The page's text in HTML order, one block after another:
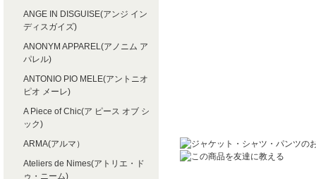
ANGE IN DISGUISE(アンジ イン
ディスガイズ)
ANONYM APPAREL(アノニム ア
パレル)
ANTONIO PIO MELE(アントニオ
ピオ メーレ)
A Piece of Chic(ア ピース オブ シ
ック)
ARMA(アルマ）
Ateliers de Nimes(アトリエ・ド
ゥ・ニーム)